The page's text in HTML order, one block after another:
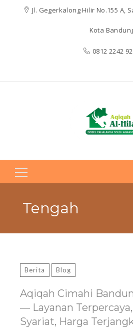
Jl. Gegerkalong Hilir No.155 A,
Kota
0812 2242
Search
for:Tengah
Berita Blog
Aqiqah Cimahi
— Layanan
Syariat, Harga